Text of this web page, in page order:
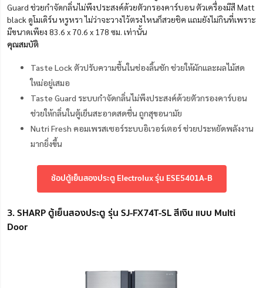
Guard ช่วยกำจัดกลิ่นไม่พึงประสงค์ด้วยตัวกรองคาร์บอน ตัวเครื่องมีสี Matt
black ดูโมเดิร์น หรูหรา ไม่ว่าจะวางไว้ตรงไหนก็สวยชิค แถมยังไม่กินที่เพราะ
มีขนาดเพียง 83.6 x 70.6 x 178 ซม. เท่านั้น
คุณสมบัติ
Taste Lock ตัวปรับความชื้นในช่องลิ้นชัก ช่วยให้ผักและผลไม้สด
ใหม่อยู่เสมอ
Taste Guard ระบบกำจัดกลิ่นไม่พึงประสงค์ด้วยตัวกรองคาร์บอน
ช่วยให้กลิ่นในตู้เย็นสะอาดสดชื่น ถูกสุขอนามัย
Nutri Fresh คอมเพรสเซอร์ระบบอิเวอร์เตอร์ ช่วยประหยัดพลังงาน
มากยิ่งขึ้น
ช้อปตู้เย็นสองประตู Electrolux รุ่น ESE5401A-B
3. SHARP ตู้เย็นสองประตู รุ่น SJ-FX74T-SL สีเงิน แบบ Multi
Door